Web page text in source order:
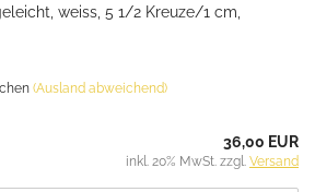
weiss, 5 1/2 Kreuze/1 cm,
(Ausland abweichend)
36,00 EUR
inkl. 20% MwSt. zzgl. Versand